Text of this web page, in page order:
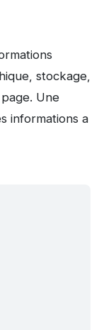
stockage,
Une
informations a